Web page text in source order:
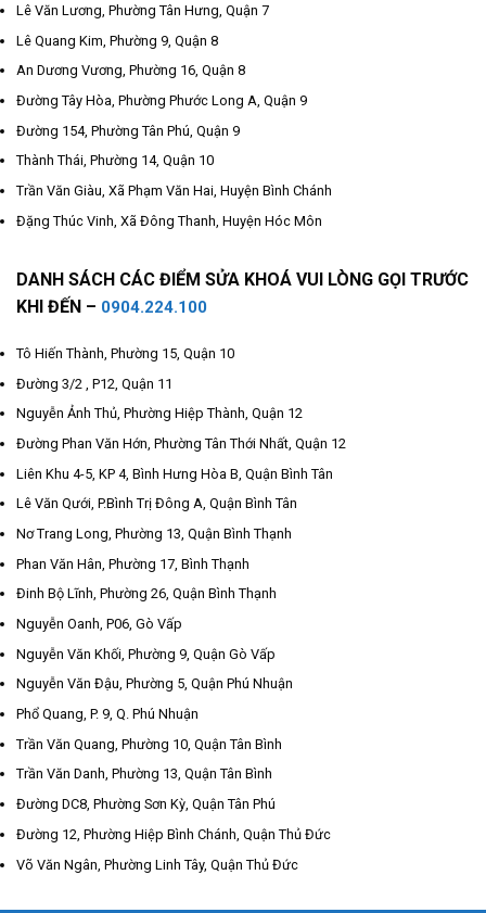
Lê Văn Lương, Phường Tân Hưng, Quận 7
Lê Quang Kim, Phường 9, Quận 8
An Dương Vương, Phường 16, Quận 8
Đường Tây Hòa, Phường Phước Long A, Quận 9
Đường 154, Phường Tân Phú, Quận 9
Thành Thái, Phường 14, Quận 10
Trần Văn Giàu, Xã Phạm Văn Hai, Huyện Bình Chánh
Đặng Thúc Vinh, Xã Đông Thanh, Huyện Hóc Môn
DANH SÁCH CÁC ĐIỂM SỬA KHOÁ VUI LÒNG GỌI TRƯỚC
KHI ĐẾN – 0904.224.100
Tô Hiến Thành, Phường 15, Quận 10
Đường 3/2 , P12, Quận 11
Nguyễn Ảnh Thủ, Phường Hiệp Thành, Quận 12
Đường Phan Văn Hớn, Phường Tân Thới Nhất, Quận 12
Liên Khu 4-5, KP 4, Bình Hưng Hòa B, Quận Bình Tân
Lê Văn Qưới, P.Bình Trị Đông A, Quận Bình Tân
Nơ Trang Long, Phường 13, Quận Bình Thạnh
Phan Văn Hân, Phường 17, Bình Thạnh
Đinh Bộ Lĩnh, Phường 26, Quận Bình Thạnh
Nguyễn Oanh, P06, Gò Vấp
Nguyễn Văn Khối, Phường 9, Quận Gò Vấp
Nguyễn Văn Đậu, Phường 5, Quận Phú Nhuận
Phổ Quang, P. 9, Q. Phú Nhuận
Trần Văn Quang, Phường 10, Quận Tân Bình
Trần Văn Danh, Phường 13, Quận Tân Bình
Đường DC8, Phường Sơn Kỳ, Quận Tân Phú
Đường 12, Phường Hiệp Bình Chánh, Quận Thủ Đức
Võ Văn Ngân, Phường Linh Tây, Quận Thủ Đức